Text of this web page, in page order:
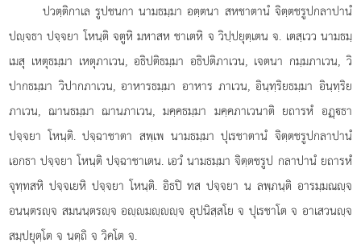
ปวตฺติกาเล รูปชนกา นามธมฺมา อตฺตนา สหชาตานํ จิตฺตชรูปกลาปานํ
ปฺจธา ปจฺจยา โหนฺติ จตูหิ มหาสห ชาเตหิ จ วิปฺปยุตฺเตน จ. เตสฺเวว นามธมฺ
เมสุ เหตุธมฺมา เหตุภาเวน, อธิปติธมฺมา อธิปติภาเวน, เจตนา กมฺมภาเวน, วิ
ปากธมฺมา วิปากภาเวน, อาหารธมฺมา อาหาร ภาเวน, อินฺทฺริยธมฺมา อินฺทฺริย
ภาเวน, ฌานธมฺมา ฌานภาเวน, มคฺคธมฺมา มคฺคภาเวนาติ ยถารหํ อฏฺธา
ปจฺจยา โหนฺติ. ปจฺฉาชาตา สพฺเพ นามธมฺมา ปุเรชาตานํ จิตฺตชรูปกลาปานํ
เอกธา ปจฺจยา โหนฺติ ปจฺฉาชาเตน. เอวํ นามธมฺมา จิตฺตชรูป กลาปานํ ยถารหํ
จุทฺทสหิ ปจฺจเยหิ ปจฺจยา โหนฺติ. อิธปิ ทส ปจฺจยา น ลพฺภนฺติ อารมฺมณฺจ
อนนฺตรฺจ สมนนฺตรฺจ อฺมฺฺจ อุปนิสฺสโย จ ปุเรชาโต จ อาเสวนฺจ
สมฺปยุตฺโต จ นตฺถิ จ วิคโต จ.